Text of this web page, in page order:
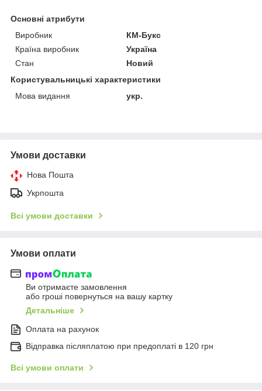
Основні атрибути
Виробник
КМ-Букс
Країна виробник
Україна
Стан
Новий
Користувальницькі характеристики
Мова видання
укр.
Умови доставки
Нова Пошта
Укрпошта
Всі умови доставки
Умови оплати
Ви отримаєте замовлення
або гроші повернуться на вашу картку
Детальніше
Оплата на рахунок
Відправка післяплатою при предоплаті в 120 грн
Всі умови оплати